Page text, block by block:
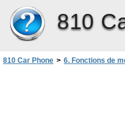
810
810 Car Phone > 6. Fonctions de